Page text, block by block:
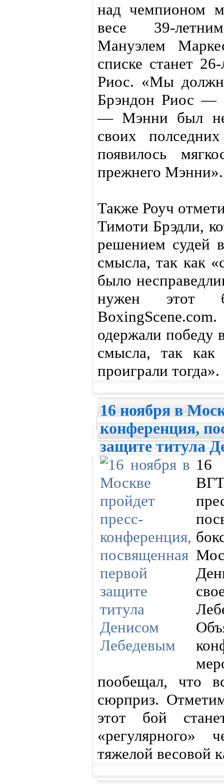
над чемпионом
весе 39-
Мануэлем
списке станет
Риос. «Мы
Брэндон Риос —
— Мэнни был
своих
появилось
прежнего Мэнни».
Также Роуч
Тимоти Брэдли,
решением судей
смысла, так как
было
нужен этот
одержали победу
смысла, так
проиграли тогда».
16 ноября в
конференция,
защите титула
16
пообещал, что
сюрприз.
этот бой
тяжелой весовой